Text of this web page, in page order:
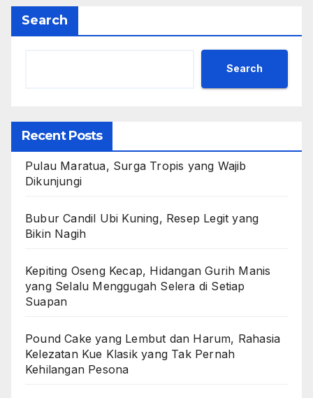
Search
Search
Recent Posts
Pulau Maratua, Surga Tropis yang Wajib
Dikunjungi
Bubur Candil Ubi Kuning, Resep Legit yang
Bikin Nagih
Kepiting Oseng Kecap, Hidangan Gurih Manis
yang Selalu Menggugah Selera di Setiap
Suapan
Pound Cake yang Lembut dan Harum, Rahasia
Kelezatan Kue Klasik yang Tak Pernah
Kehilangan Pesona